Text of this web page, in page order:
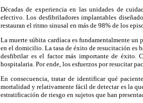
Décadas de experiencia en las unidades de
efectivo. Los desfibriladores implantables
restauran el ritmo sinusal en más de 98% de los
La muerte súbita cardíaca es fundamentalmente
en el domicilio. La tasa de éxito de resucitación es
desfibrilar es el factor más importante de éxito.
hospitalaria. Por ende, los esfuerzos por resucitar
En consecuencia, tratar de identificar qué
mortalidad y relativamente fácil de detectar es la
estratificación de riesgo en sujetos que han